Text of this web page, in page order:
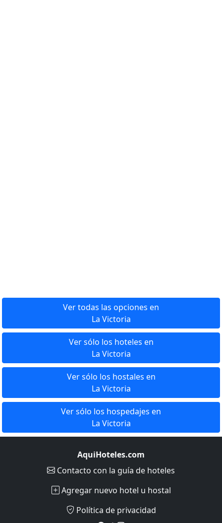
Ver todas las opciones en
La Victoria
Ver sólo los hoteles en
La Victoria
Ver sólo los hostales en
La Victoria
Ver sólo los hospedajes en
La Victoria
AquiHoteles.com
Contacto con la guía de hoteles
Agregar nuevo hotel u hostal
Política de privacidad